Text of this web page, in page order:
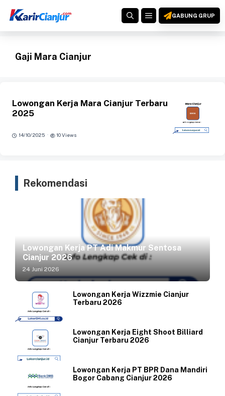
MENUGABUNG GRUP
Gaji Mara Cianjur
Lowongan Kerja Mara Cianjur Terbaru
2025
14/10/2025 · 10 Views
Rekomendasi
Lowongan Kerja PT Adi Makmur Sentosa
Cianjur 2026
24 Juni 2026
Lowongan Kerja Wizzmie Cianjur
Terbaru 2026
Lowongan Kerja Eight Shoot Billiard
Cianjur Terbaru 2026
Lowongan Kerja PT BPR Dana Mandiri
Bogor Cabang Cianjur 2026